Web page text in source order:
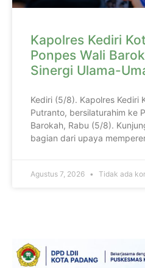
Kapolres Kediri
Ponpes Wali
Sinergi Ulama-
Kediri (5/8). Kapolres Kediri
Putranto, bersilaturahim ke
Barokah, Rabu (5/8).
bagian dari upaya
Agustus 7, 2026 Tidak ada